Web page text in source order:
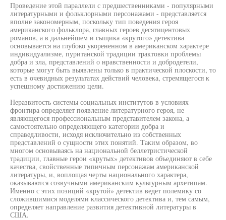
Проведение этой параллели с предшественниками - популярными
литературными и фольклорными персонажами - представляется
вполне закономерным, поскольку тип поведения героя
американского фольклора, главных героев десятицентовых
романов, а в дальнейшем и сыщика «крутого» детектива
основывается на глубоко укорененном в американском характере
индивидуализме, пуританской традиции трактовки проблемы
добра и зла, представлений о нравственности и добродетели,
которые могут быть выявлены только в практической плоскости, то
есть в очевидных результатах действий человека, стремящегося к
успешному достижению цели.
Неразвитость системы социальных институтов в условиях
фронтира определяет появление литературного героя, не
являющегося профессиональным представителем закона, а
самостоятельно определяющего категории добра и
справедливости, исходя исключительно из собственных
представлений о сущности этих понятий. Таким образом, во
многом основываясь на национальной беллетристической
традиции, главные герои «крутых» детективов объединяют в себе
качества, свойственные типичным персонажам американской
литературы, и, воплощая черты национального характера,
оказываются созвучными американским культурным архетипам.
Именно с этих позиций «крутой» детектив ведет полемику со
сложившимися моделями классического детектива и, тем самым,
определяет направление развития детективной литературы в
США.